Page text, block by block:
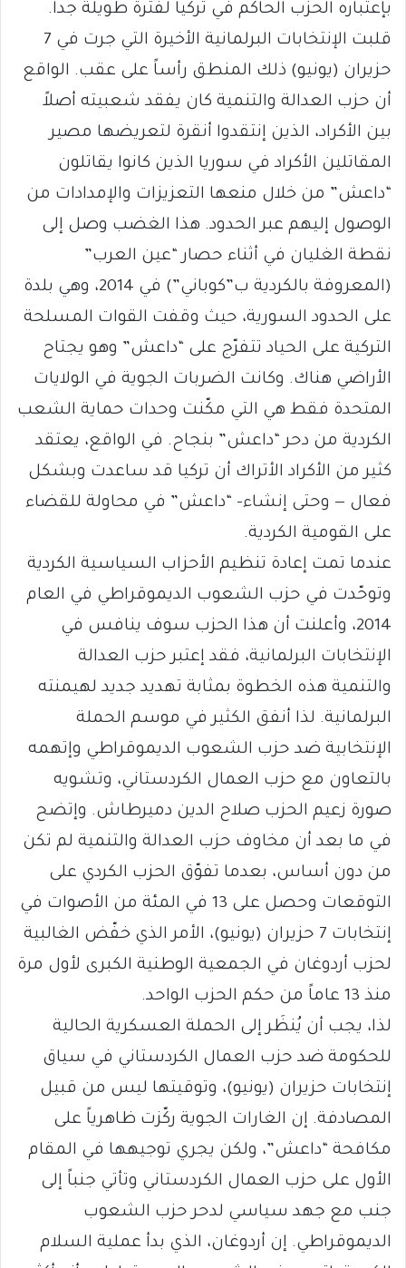
بإعتباره الحزب الحاكم في تركيا لفترة طويلة جداً.
قلبت الإنتخابات البرلمانية الأخيرة التي جرت في 7
حزيران (يونيو) ذلك المنطق رأساً على عقب. الواقع
أن حزب العدالة والتنمية كان يفقد شعبيته أصلاً
بين الأكراد، الذين إنتقدوا أنقرة لتعريضها مصير
المقاتلين الأكراد في سوريا الذين كانوا يقاتلون
“داعش” من خلال منعها التعزيزات والإمدادات من
الوصول إليهم عبر الحدود. هذا الغضب وصل إلى
نقطة الغليان في أثناء حصار “عين العرب”
(المعروفة بالكردية ب”كوباني”) في 2014، وهي بلدة
على الحدود السورية، حيث وقفت القوات المسلحة
التركية على الحياد تتفرّج على “داعش” وهو يجتاح
الأراضي هناك. وكانت الضربات الجوية في الولايات
المتحدة فقط هي التي مكّنت وحدات حماية الشعب
الكردية من دحر “داعش” بنجاح. في الواقع، يعتقد
كثير من الأكراد الأتراك أن تركيا قد ساعدت وبشكل
فعال — وحتى إنشاء- “داعش” في محاولة للقضاء
على القومية الكردية.
عندما تمت إعادة تنظيم الأحزاب السياسية الكردية
وتوحّدت في حزب الشعوب الديموقراطي في العام
2014، وأعلنت أن هذا الحزب سوف ينافس في
الإنتخابات البرلمانية، فقد إعتبر حزب العدالة
والتنمية هذه الخطوة بمثابة تهديد جديد لهيمنته
البرلمانية. لذا أنفق الكثير في موسم الحملة
الإنتخابية ضد حزب الشعوب الديموقراطي وإتهمه
بالتعاون مع حزب العمال الكردستاني، وتشويه
صورة زعيم الحزب صلاح الدين دميرطاش. وإتضح
في ما بعد أن مخاوف حزب العدالة والتنمية لم تكن
من دون أساس، بعدما تفوّق الحزب الكردي على
التوقعات وحصل على 13 في المئة من الأصوات في
إنتخابات 7 حزيران (يونيو)، الأمر الذي خفّض الغالبية
لحزب أردوغان في الجمعية الوطنية الكبرى لأول مرة
منذ 13 عاماً من حكم الحزب الواحد.
لذا، يجب أن يُنظَر إلى الحملة العسكرية الحالية
للحكومة ضد حزب العمال الكردستاني في سياق
إنتخابات حزيران (يونيو)، وتوقيتها ليس من قبيل
المصادفة. إن الغارات الجوية ركّزت ظاهرياً على
مكافحة “داعش”، ولكن يجري توجيهها في المقام
الأول على حزب العمال الكردستاني وتأتي جنباً إلى
جنب مع جهد سياسي لدحر حزب الشعوب
الديموقراطي. إن أردوغان، الذي بدأ عملية السلام